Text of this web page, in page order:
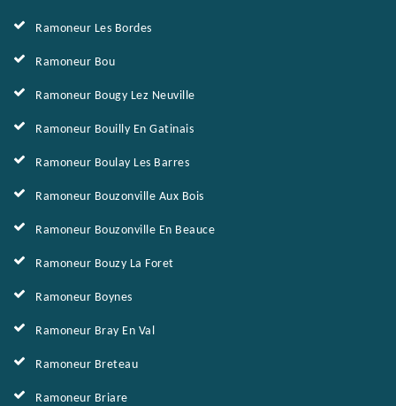
Ramoneur Les Bordes
Ramoneur Bou
Ramoneur Bougy Lez Neuville
Ramoneur Bouilly En Gatinais
Ramoneur Boulay Les Barres
Ramoneur Bouzonville Aux Bois
Ramoneur Bouzonville En Beauce
Ramoneur Bouzy La Foret
Ramoneur Boynes
Ramoneur Bray En Val
Ramoneur Breteau
Ramoneur Briare